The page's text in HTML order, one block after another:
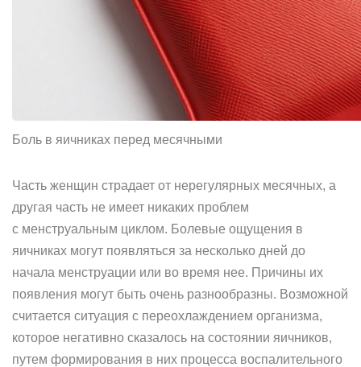
Боль в яичниках перед месячными
Часть женщин страдает от нерегулярных месячных, а
другая часть не имеет никаких проблем
с менструальным циклом. Болевые ощущения в
яичниках могут появляться за несколько дней до
начала менструации или во время нее. Причины их
появления могут быть очень разнообразны. Возможной
считается ситуация с переохлаждением организма,
которое негативно сказалось на состоянии яичников,
путем формирования в них процесса воспалительного